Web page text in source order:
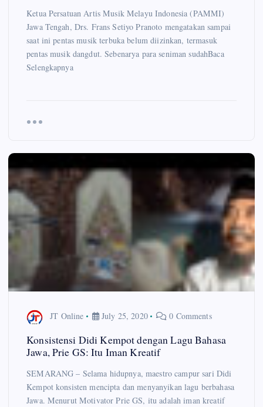
Ketua Persatuan Artis Musik Melayu Indonesia (PAMMI)
Jawa Tengah, Drs. Frans Setiyo Pranoto mengatakan sampai
saat ini pentas musik terbuka belum diizinkan, termasuk
pentas musik dangdut. Sebenarya para seniman sudahBaca
Selengkapnya
JT Online July 25, 2020 0 Comments
Konsistensi Didi Kempot dengan Lagu Bahasa
Jawa, Prie GS: Itu Iman Kreatif
SEMARANG – Selama hidupnya, maestro campur sari Didi
Kempot konsisten mencipta dan menyanyikan lagu berbahasa
Jawa. Menurut Motivator Prie GS, itu adalah iman kreatif